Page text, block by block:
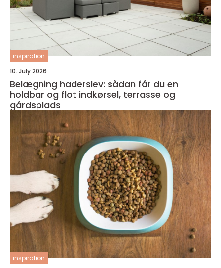
inspiration
10. July 2026
Belægning haderslev: sådan får du en
holdbar og flot indkørsel, terrasse og
gårdsplads
inspiration